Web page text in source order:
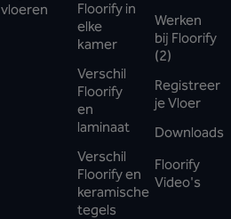
vloeren
Floorify in
elke
kamer
Verschil
Floorify
en
laminaat
Verschil
Floorify en
keramische
tegels
Werken
bij Floorify
(2)
Registreer
je Vloer
Downloads
Floorify
Video's